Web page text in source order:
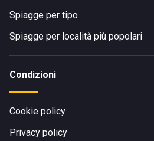
Spiagge per tipo
Spiagge per località più popolari
Condizioni
Cookie policy
Privacy policy